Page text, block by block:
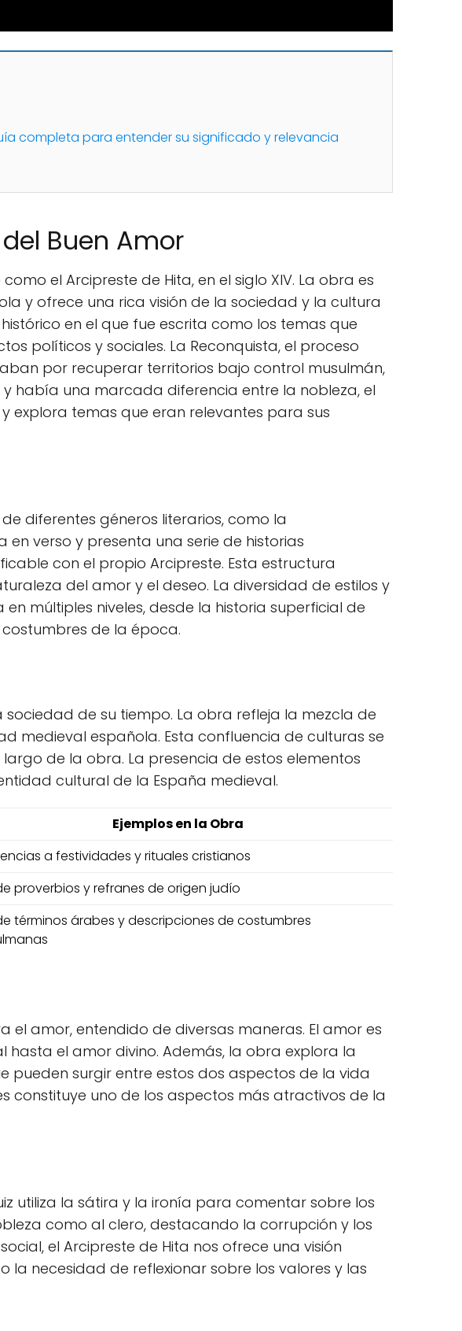
completa para entender su significado y relevancia
Buen Amor
el Arcipreste de Hita, en el siglo XIV. La obra es
y ofrece una rica visión de la sociedad y la cultura
en el que fue escrita como los temas que
políticos y sociales. La Reconquista, el proceso
por recuperar territorios bajo control musulmán,
había una marcada diferencia entre la nobleza, el
explora temas que eran relevantes para sus
diferentes géneros literarios, como la
verso y presenta una serie de historias
con el propio Arcipreste. Esta estructura
del amor y el deseo. La diversidad de estilos y
múltiples niveles, desde la historia superficial de
de la época.
de su tiempo. La obra refleja la mezcla de
medieval española. Esta confluencia de culturas se
de la obra. La presencia de estos elementos
cultural de la España medieval.
Ejemplos en la Obra
a festividades y rituales cristianos
proverbios y refranes de origen judío
términos árabes y descripciones de costumbres
el amor, entendido de diversas maneras. El amor es
el amor divino. Además, la obra explora la
pueden surgir entre estos dos aspectos de la vida
constituye uno de los aspectos más atractivos de la
utiliza la sátira y la ironía para comentar sobre los
como al clero, destacando la corrupción y los
el Arcipreste de Hita nos ofrece una visión
necesidad de reflexionar sobre los valores y las